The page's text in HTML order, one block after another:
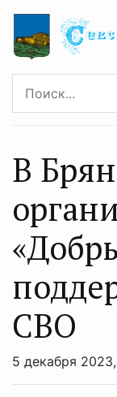
В
СВО
5 декабря